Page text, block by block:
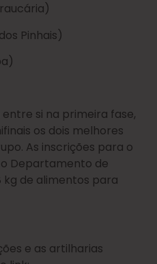
Pinhais)
si na primeira fase,
os dois melhores
As inscrições para o
Departamento de
kg de alimentos para
e as artilharias